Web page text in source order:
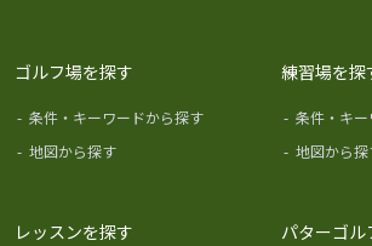
ゴルフ場を探す
- 条件・キーワードから探す
- 地図から探す
練習場を探
- 条件・キ
- 地図から探
レッスンを探す パターゴル